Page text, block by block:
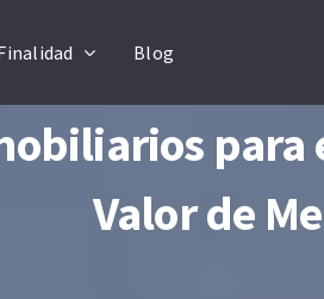
Blog
Valor de